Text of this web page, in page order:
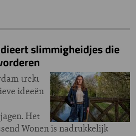
slimmigheidjes die
trekt
ideeën
Het
Wonen is nadrukkelijk